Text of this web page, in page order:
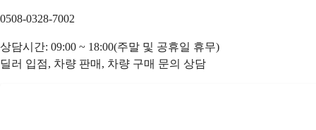
0508-0328-7002
상담시간: 09:00 ~ 18:00(주말 및 공휴일 휴무)
딜러 입점, 차량 판매, 차량 구매 문의 상담